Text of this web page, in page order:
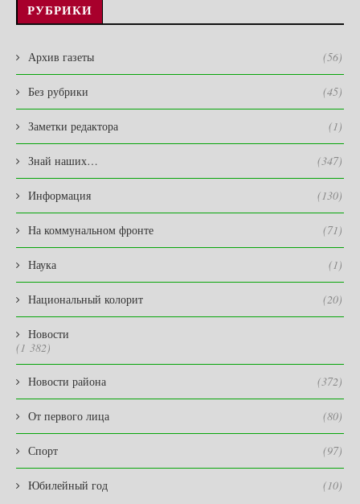
РУБРИКИ
Архив газеты (56)
Без рубрики (45)
Заметки редактора (1)
Знай наших… (347)
Информация (130)
На коммунальном фронте (71)
Наука (1)
Национальный колорит (20)
Новости
(1 382)
Новости района (372)
От первого лица (80)
Спорт (97)
Юбилейный год (10)